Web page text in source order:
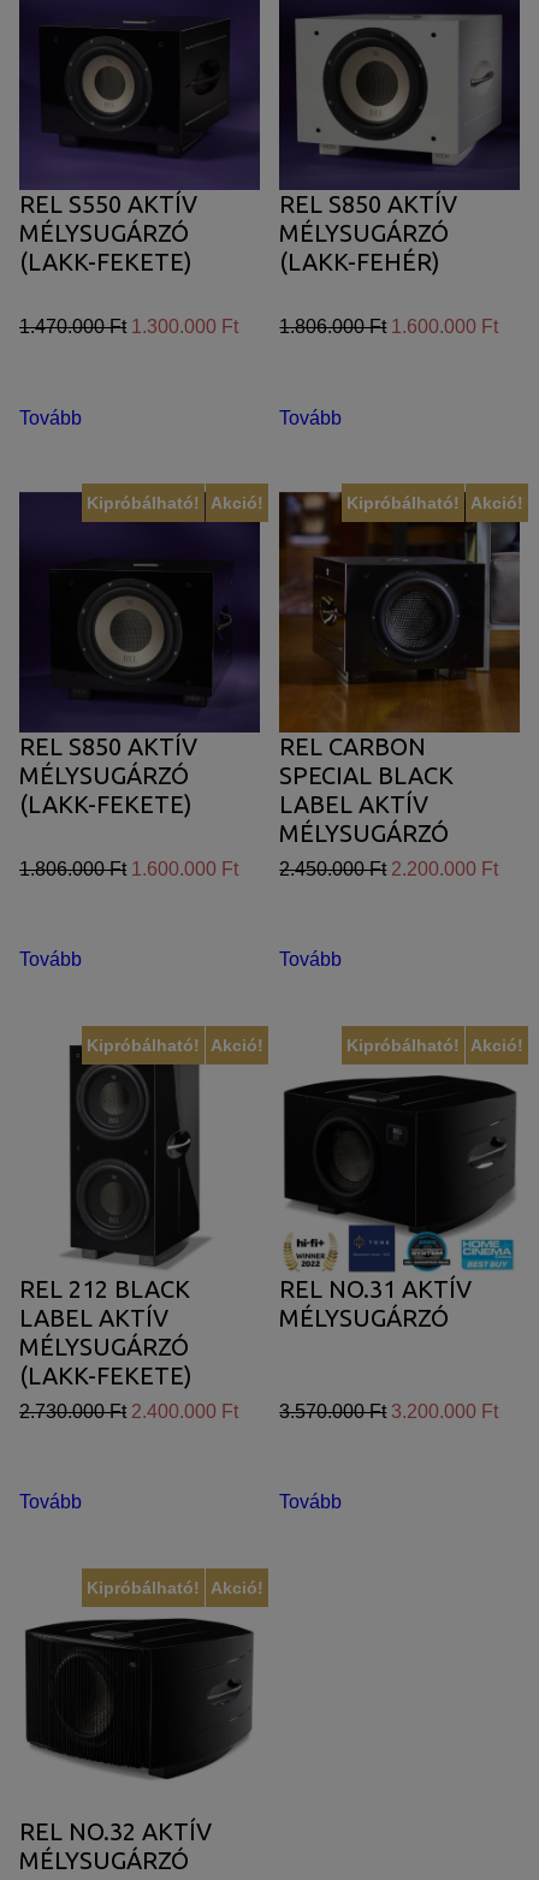
REL S550 AKTÍV
MÉLYSUGÁRZÓ
(LAKK-FEKETE)
1.470.000 Ft 1.300.000 Ft
Tovább
REL S850 AKTÍV
MÉLYSUGÁRZÓ
(LAKK-FEHÉR)
1.806.000 Ft 1.600.000 Ft
Tovább
Akció!
Kipróbálható!
REL S850 AKTÍV
MÉLYSUGÁRZÓ
(LAKK-FEKETE)
1.806.000 Ft 1.600.000 Ft
Tovább
Akció!
Kipróbálható!
REL CARBON
SPECIAL BLACK
LABEL AKTÍV
MÉLYSUGÁRZÓ
2.450.000 Ft 2.200.000 Ft
Tovább
Akció!
Kipróbálható!
REL 212 BLACK
LABEL AKTÍV
MÉLYSUGÁRZÓ
(LAKK-FEKETE)
2.730.000 Ft 2.400.000 Ft
Tovább
Akció!
Kipróbálható!
REL NO.31 AKTÍV
MÉLYSUGÁRZÓ
3.570.000 Ft 3.200.000 Ft
Tovább
Akció!
Kipróbálható!
REL NO.32 AKTÍV
MÉLYSUGÁRZÓ